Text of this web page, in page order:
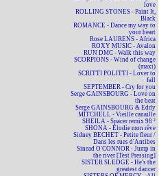
love
ROLLING STONES - Paint It,
Black
ROMANCE - Dance my way to
your heart
Rose LAURENS - Africa
ROXY MUSIC - Avalon
RUN DMC - Walk this way
SCORPIONS - Wind of change
(maxi)
SCRITTI POLITTI - Lover to
fall
SEPTEMBER - Cry for you
Serge GAINSBOURG - Love on
the beat
Serge GAINSBOURG & Eddy
MITCHELL - Vieille canaille
SHEILA - Spacer remix 98 ²
SHONA - Elodie mon rêve
Sidney BECHET - Petite fleur /
Dans les rues d'Antibes
Sinead O'CONNOR - Jump in
the river [Test Pressing]
SISTER SLEDGE - He's the
greatest dancer